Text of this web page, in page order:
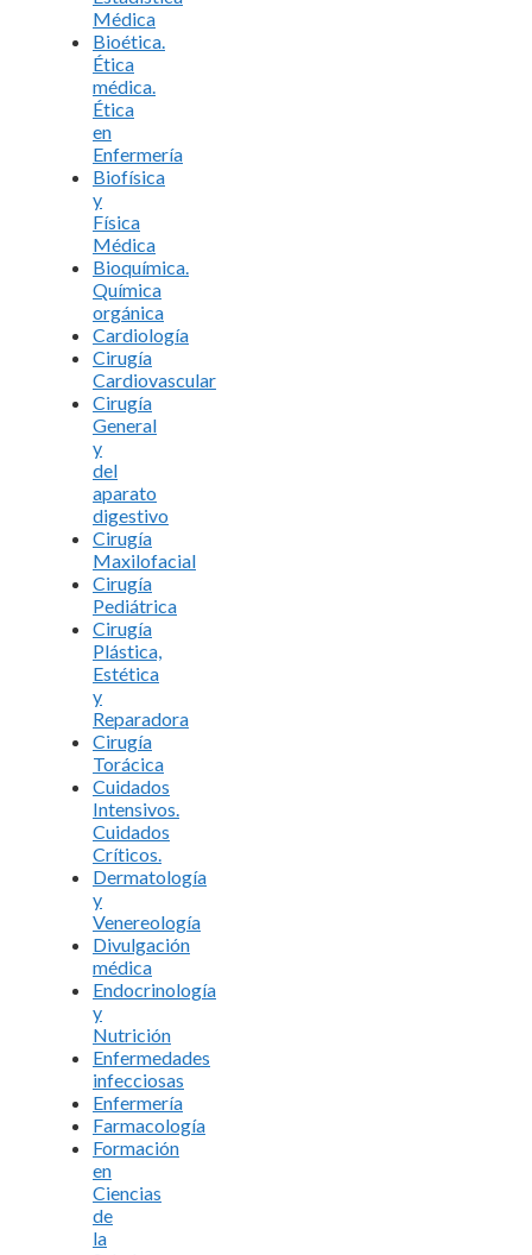
Médica
Bioética.
Ética
médica.
Ética
en
Enfermería
Biofísica
y
Física
Médica
Bioquímica.
Química
orgánica
Cardiología
Cirugía
Cardiovascular
Cirugía
General
y
del
aparato
digestivo
Cirugía
Maxilofacial
Cirugía
Pediátrica
Cirugía
Plástica,
Estética
y
Reparadora
Cirugía
Torácica
Cuidados
Intensivos.
Cuidados
Críticos.
Dermatología
y
Venereología
Divulgación
médica
Endocrinología
y
Nutrición
Enfermedades
infecciosas
Enfermería
Farmacología
Formación
en
Ciencias
de
la